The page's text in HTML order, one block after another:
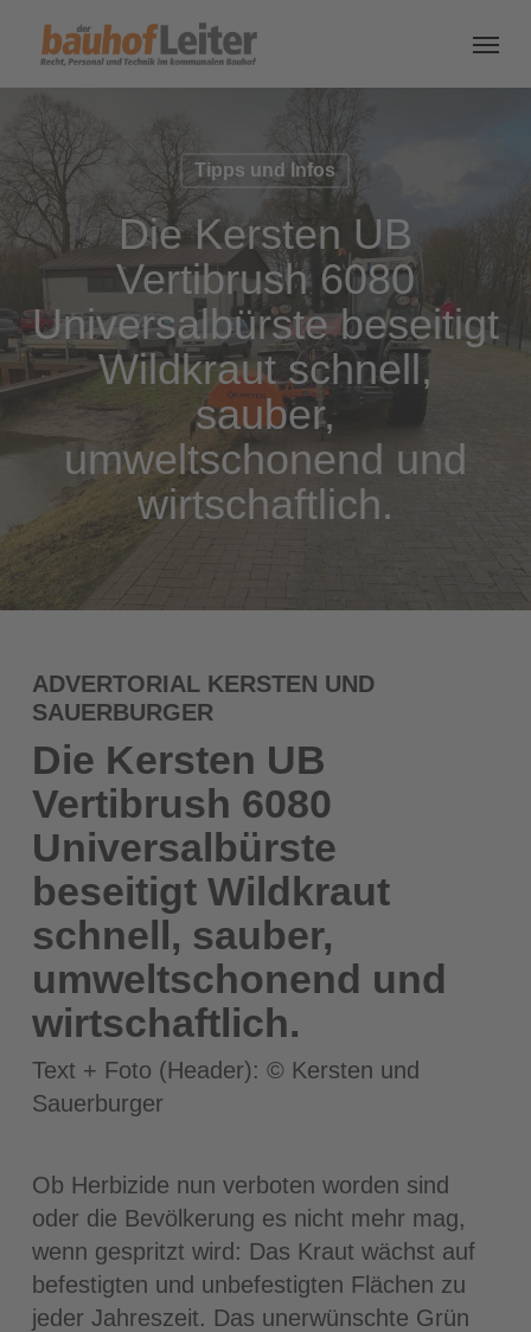
Tipps und Infos
Die Kersten UB
Vertibrush 6080
Universalbürste beseitigt
Wildkraut schnell,
sauber,
umweltschonend und
wirtschaftlich.
ADVERTORIAL KERSTEN UND
SAUERBURGER
Die Kersten UB
Vertibrush 6080
Universalbürste
beseitigt Wildkraut
schnell, sauber,
umweltschonend und
wirtschaftlich.
Text + Foto (Header): © Kersten und
Sauerburger
Ob Herbizide nun verboten worden sind
oder die Bevölkerung es nicht mehr mag,
wenn gespritzt wird: Das Kraut wächst auf
befestigten und unbefestigten Flächen zu
jeder Jahreszeit. Das unerwünschte Grün